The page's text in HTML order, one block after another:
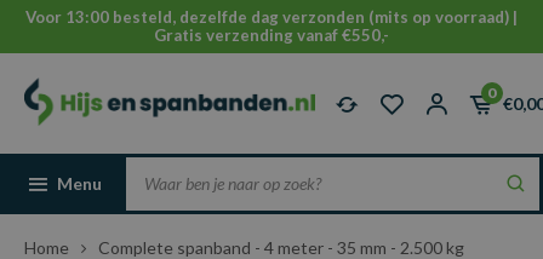
Voor 13:00 besteld, dezelfde dag verzonden (mits op voorraad) |
Gratis verzending vanaf €550,-
0
Menu
Home Complete spanband - 4 meter - 35 mm - 2.500 kg